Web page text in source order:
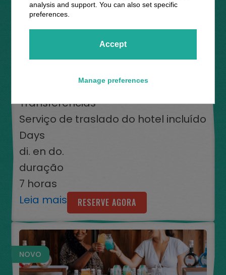
Wonders of Curaçao: caves,
turtles & beaches
Transferências
Serviço de traslado do hotel incluído
Days
di. en do.
duração
7 horas
Leia mais
RESERVE AGORA
NOVO
analysis and support. You can also set specific
preferences.
Accept
Manage preferences